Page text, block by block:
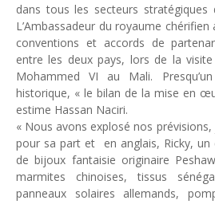
dans tous les secteurs stratégiques
L’Ambassadeur du royaume
conventions et accords de
entre les deux pays, lors de la
Mohammed VI au Mali.
historique, « le bilan de la mise en
estime Hassan Naciri.
« Nous avons explosé nos
pour sa part et en anglais, Ricky, un
de bijoux fantaisie originaire
marmites chinoises, tissus
panneaux solaires allemands,